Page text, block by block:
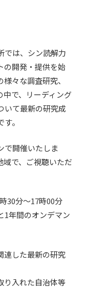
では、シン読解力
の開発・提供を始
々な調査研究、
中で、リーディング
いて最新の研究成
。
で開催いたしま
域で、ご視聴いただ
30分～17時00分
間のオンデマン
連した最新の研究
入れた自治体等